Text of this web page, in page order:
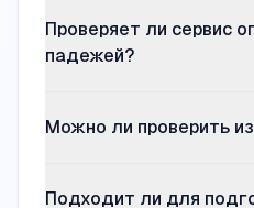
Проверяет ли сервис
падежей?
падежа существительных
Можно ли проверить
орфографию, пунктуацию и
Подходит ли для